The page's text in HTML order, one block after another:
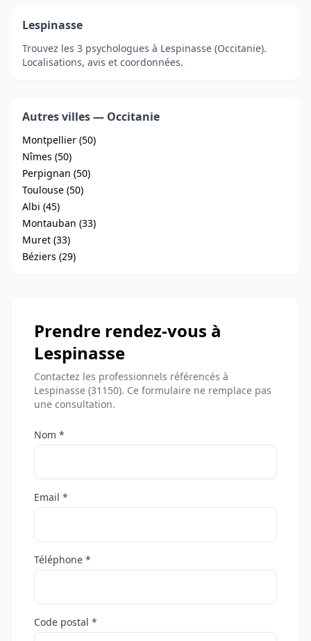
Lespinasse
Trouvez les 3 psychologues à Lespinasse (Occitanie).
Localisations, avis et coordonnées.
Autres villes — Occitanie
Montpellier (50)
Nîmes (50)
Perpignan (50)
Toulouse (50)
Albi (45)
Montauban (33)
Muret (33)
Béziers (29)
Prendre rendez-vous à
Lespinasse
Contactez les professionnels référencés à
Lespinasse (31150). Ce formulaire ne remplace pas
une consultation.
Nom *
Email *
Téléphone *
Code postal *